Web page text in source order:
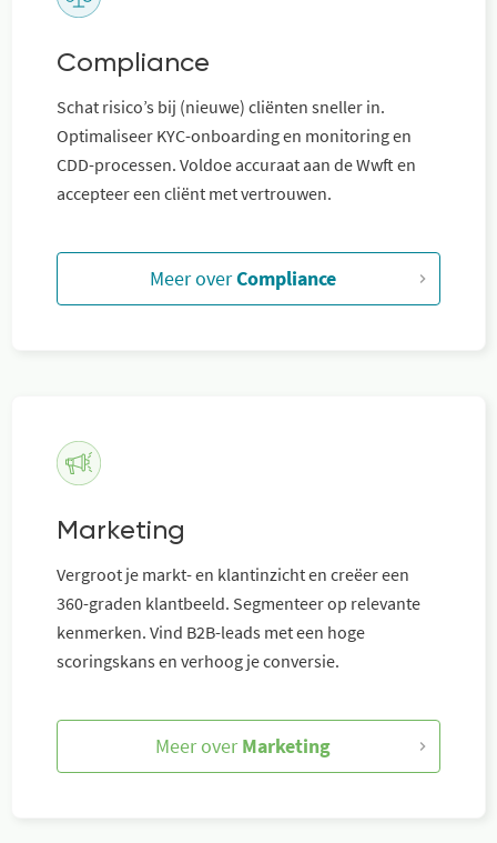
Compliance
Schat risico’s bij (nieuwe) cliënten sneller in.
Optimaliseer KYC-onboarding en monitoring en
CDD-processen. Voldoe accuraat aan de Wwft en
accepteer een cliënt met vertrouwen.
Meer overCompliance
Marketing
Vergroot je markt- en klantinzicht en creëer een
360-graden klantbeeld. Segmenteer op relevante
kenmerken. Vind B2B-leads met een hoge
scoringskans en verhoog je conversie.
Meer overMarketing